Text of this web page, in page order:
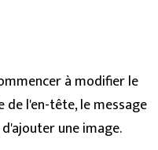
à modifier le
l'en-tête, le message
une image.